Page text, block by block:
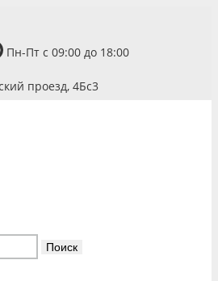
Пн-Пт с 09:00 до 18:00
проезд, 4Бс3
Поиск